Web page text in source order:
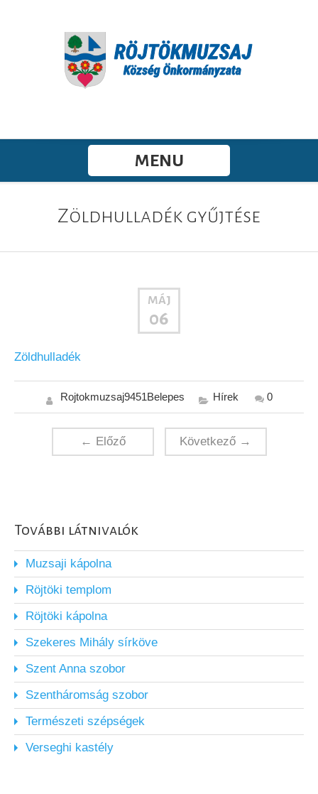
MENU
Zöldhulladék gyűjtése
MÁJ
06
Zöldhulladék
Rojtokmuzsaj9451Belepes Hírek 0
← Előző Következő →
További látnivalók
Muzsaji kápolna
Röjtöki templom
Röjtöki kápolna
Szekeres Mihály sírköve
Szent Anna szobor
Szentháromság szobor
Természeti szépségek
Verseghi kastély